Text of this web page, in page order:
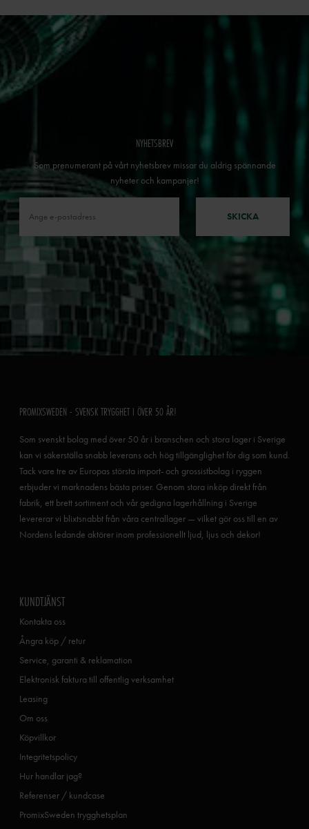
NYHETSBREV
Som prenumerant på vårt nyhetsbrev missar du aldrig spännande
nyheter och kampanjer!
SKICKA
PROMIXSWEDEN - SVENSK TRYGGHET I ÖVER 50 ÅR!
Som svenskt bolag med över 50 år i branschen och stora lager i Sverige
kan vi säkerställa snabb leverans och hög tillgänglighet för dig som kund.
Tack vare tre av Europas största import- och grossistbolag i ryggen
erbjuder vi marknadens bästa priser. Genom stora inköp direkt från
fabrik, ett brett sortiment och vår gedigna lagerhållning i Sverige
levererar vi blixtsnabbt från våra centrallager — vilket gör oss till en av
Nordens ledande aktörer inom professionellt ljud, ljus och dekor!
KUNDTJÄNST
Kontakta oss
Ångra köp / retur
Service, garanti & reklamation
Elektronisk faktura till offentlig verksamhet
Leasing
Om oss
Köpvillkor
Integritetspolicy
Hur handlar jag?
Referenser / kundcase
PromixSweden trygghetsplan